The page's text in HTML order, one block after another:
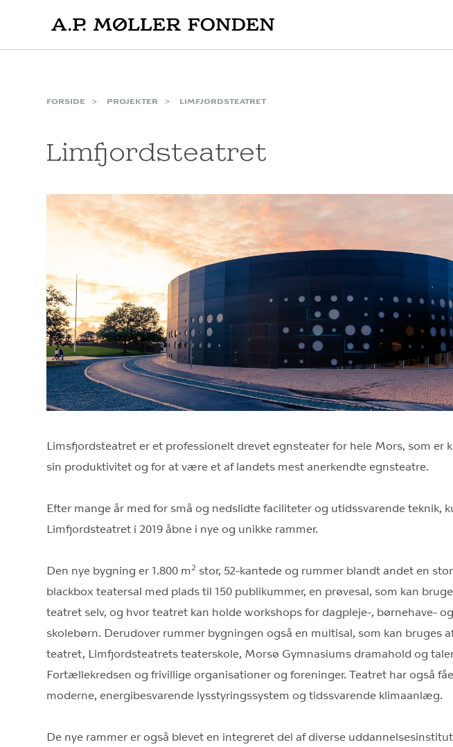
FORSIDE PROJEKTER LIMFJORDSTEATRET
Limfjordsteatret
Limsfjordsteatret er et professionelt drevet egnsteater for hele Mors, som er
sin produktivitet og for at være et af landets mest anerkendte egnsteatre.
Efter mange år med for små og nedslidte faciliteter og utidssvarende teknik,
Limfjordsteatret i 2019 åbne i nye og unikke rammer.
Den nye bygning er 1.800 m2 stor, 52-kantede og rummer blandt andet en stor
blackbox teatersal med plads til 150 publikummer, en prøvesal, som kan
teatret selv, og hvor teatret kan holde workshops for dagpleje-, børnehave- og
skolebørn. Derudover rummer bygningen også en multisal, som kan bruges
teatret, Limfjordsteatrets teaterskole, Morsø Gymnasiums dramahold og
Fortællekredsen og frivillige organisationer og foreninger. Teatret har også
moderne, energibesvarende lysstyringssystem og tidssvarende klimaanlæg.
De nye rammer er også blevet en integreret del af diverse